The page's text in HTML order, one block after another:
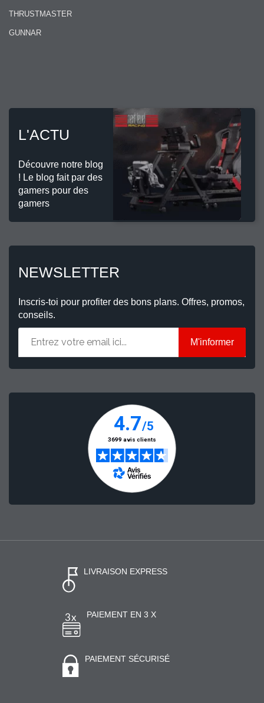
THRUSTMASTER
GUNNAR
L'ACTU
Découvre notre blog
! Le blog fait par des
gamers pour des
gamers
NEWSLETTER
Inscris-toi pour profiter des bons plans. Offres, promos,
conseils.
M'informer
LIVRAISON EXPRESS
PAIEMENT EN 3 X
PAIEMENT SÉCURISÉ